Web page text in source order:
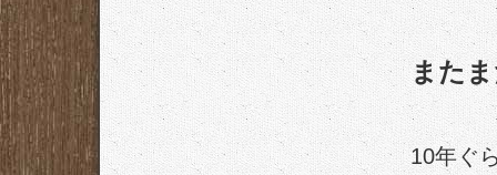
また
10年ぐ